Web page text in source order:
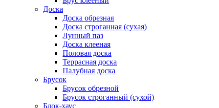
Доска
Доска обрезная
Доска строганная (сухая)
Лунный паз
Доска клееная
Половая доска
Террасная доска
Палубная доска
Брусок
Брусок обрезной
Брусок строганный (сухой)
Блок-хаус